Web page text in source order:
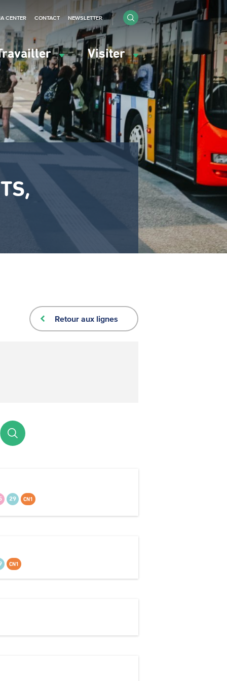
Visiter
CENTER CONTACT NEWSLETTER
Retour aux lignes
29 CN1
CN1